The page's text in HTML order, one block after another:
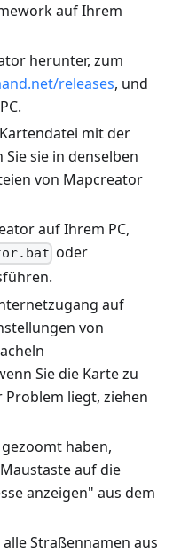
auf Ihrem
herunter, zum
releases, und
mit der
sie in denselben
von Mapcreator
auf Ihrem PC,
oder
auf
von
Sie die Karte zu
liegt, ziehen
haben,
auf die
anzeigen" aus dem
Straßennamen aus